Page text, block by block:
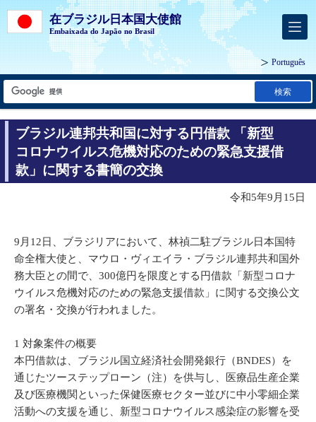
在ブラジル日本国大使館
Embaixada do Japão no Brasil
Português
検索
ブラジル連邦共和国に対する円借款 「新型
コロナウイルス危機対応のための緊急支援借
款」に関する書簡の交換
令和5年9月15日
9月12日、ブラジリアにおいて、林禎二駐ブラジル日本国特
命全権大使と、マウロ・ヴィエイラ・ブラジル連邦共和国外
務大臣との間で、300億円を限度とする円借款「新型コロナ
ウイルス危機対応のための緊急支援借款」に関する交換公文
の署名・交換が行われました。
1 対象案件の概要
本円借款は、ブラジル国立経済社会開発銀行（BNDES）を
通じたツーステップローン（注）を供与し、医療品生産企業
及び医療機関といった保健医療セクター並びに中小零細企業
活動への支援を通じ、新型コロナウイルス感染症の影響を受